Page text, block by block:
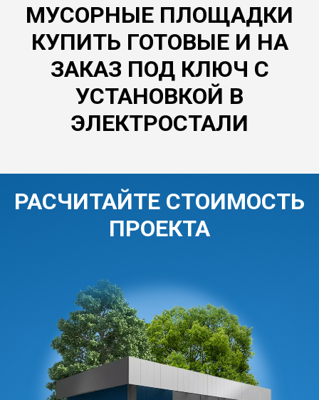
МУСОРНЫЕ ПЛОЩАДКИ
КУПИТЬ ГОТОВЫЕ И НА
ЗАКАЗ ПОД КЛЮЧ С
УСТАНОВКОЙ В
ЭЛЕКТРОСТАЛИ
РАСЧИТАЙТЕ СТОИМОСТЬ
ПРОЕКТА